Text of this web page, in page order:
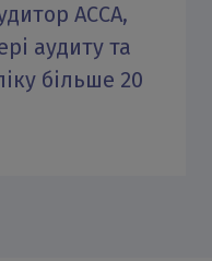
АССА,
аудиту та
більше 20